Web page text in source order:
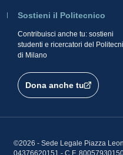
Sostieni il Politecnico
Contribuisci anche tu: sostieni
studenti e ricercatori del
di Milano
Dona anche tu
©2026 - Sede Legale Piazza
04376620151 - C.F.